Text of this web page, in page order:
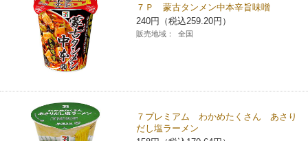
７Ｐ 蒙古タンメン中本辛旨味噌
240円（税込259.20円）
販売地域： 全国
７プレミアム わかめたくさん あさり
だし塩ラーメン